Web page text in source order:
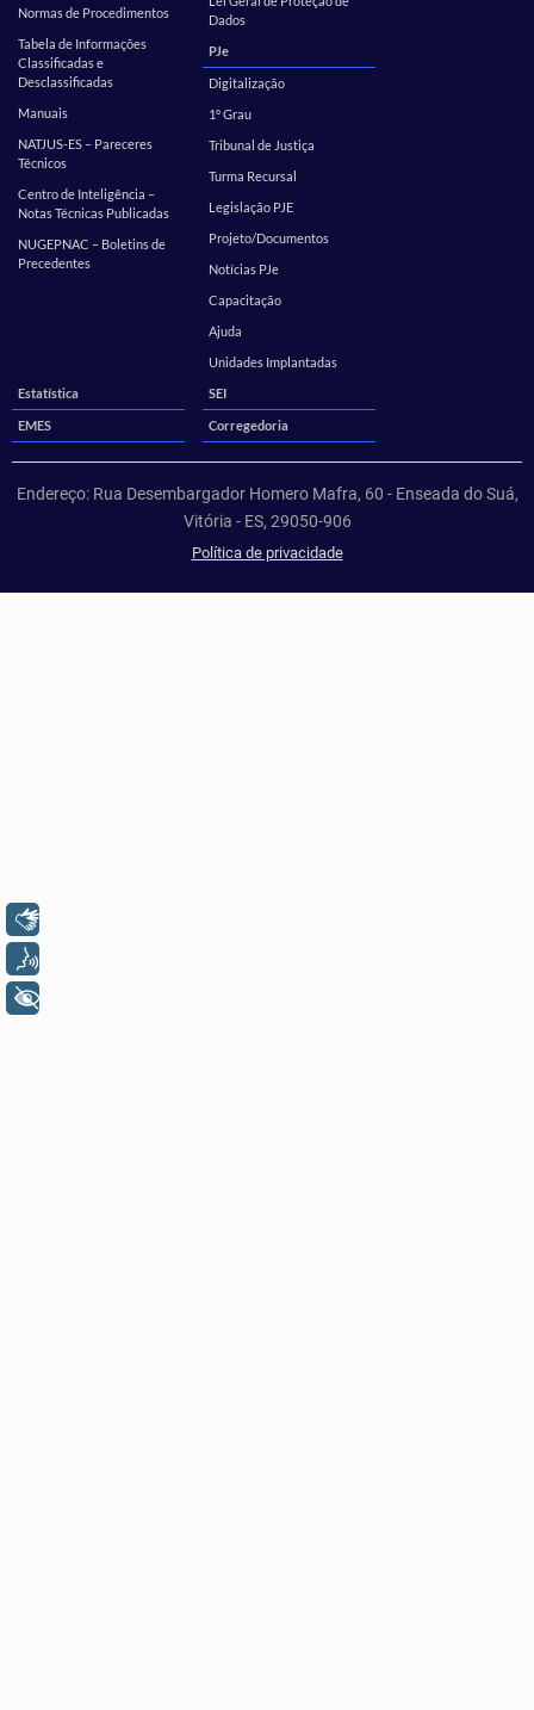
Normas de Procedimentos
Tabela de Informações
Classificadas e
Desclassificadas
Manuais
NATJUS-ES – Pareceres
Técnicos
Centro de Inteligência –
Notas Técnicas Publicadas
NUGEPNAC – Boletins de
Precedentes
Dados
PJe
Digitalização
1º Grau
Tribunal de Justiça
Turma Recursal
Legislação PJE
Projeto/Documentos
Notícias PJe
Capacitação
Ajuda
Unidades Implantadas
Estatística
SEI
EMES Corregedoria
Endereço: Rua Desembargador Homero Mafra, 60 - Enseada do Suá,
Vitória - ES, 29050-906
Política de privacidade